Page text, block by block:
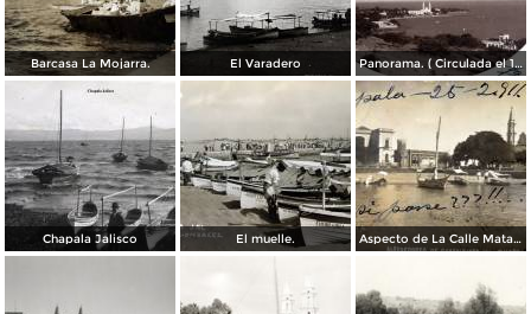
Barcasa La Mojarra. El Varadero Panorama. ( Circulada el 17 de Diciembre de 1906 ).
Chapala Jalisco El muelle. Aspecto de La Calle Matamoros ( Circulada el 25 de Febrero de 1911 ).